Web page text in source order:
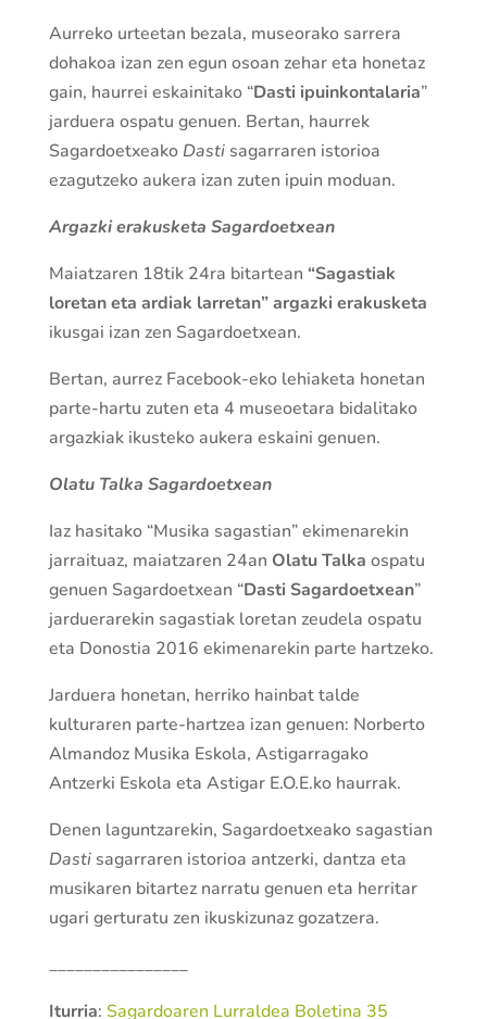
Aurreko urteetan bezala, museorako sarrera
dohakoa izan zen egun osoan zehar eta honetaz
gain, haurrei eskainitako “Dasti ipuinkontalaria”
jarduera ospatu genuen. Bertan, haurrek
Sagardoetxeako Dastisagarraren istorioa
ezagutzeko aukera izan zuten ipuin moduan.
Argazki erakusketa Sagardoetxean
Maiatzaren 18tik 24ra bitartean “Sagastiak
loretan eta ardiak larretan” argazki erakusketa
ikusgai izan zen Sagardoetxean.
Bertan, aurrez Facebook-eko lehiaketa honetan
parte-hartu zuten eta 4 museoetara bidalitako
argazkiak ikusteko aukera eskaini genuen.
Olatu Talka Sagardoetxean
Iaz hasitako “Musika sagastian” ekimenarekin
jarraituaz, maiatzaren 24an Olatu Talka ospatu
genuen Sagardoetxean “Dasti Sagardoetxean”
jarduerarekin sagastiak loretan zeudela ospatu
eta Donostia 2016 ekimenarekin parte hartzeko.
Jarduera honetan, herriko hainbat talde
kulturaren parte-hartzea izan genuen: Norberto
Almandoz Musika Eskola, Astigarragako
Antzerki Eskola eta Astigar E.O.E.ko haurrak.
Denen laguntzarekin, Sagardoetxeako sagastian
Dasti sagarraren istorioa antzerki, dantza eta
musikaren bitartez narratu genuen eta herritar
ugari gerturatu zen ikuskizunaz gozatzera.
________________
Iturria: Sagardoaren Lurraldea Boletina 35